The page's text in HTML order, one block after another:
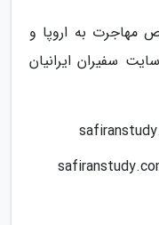
مهاجرت به اروپا و
سفیران ایرانیان